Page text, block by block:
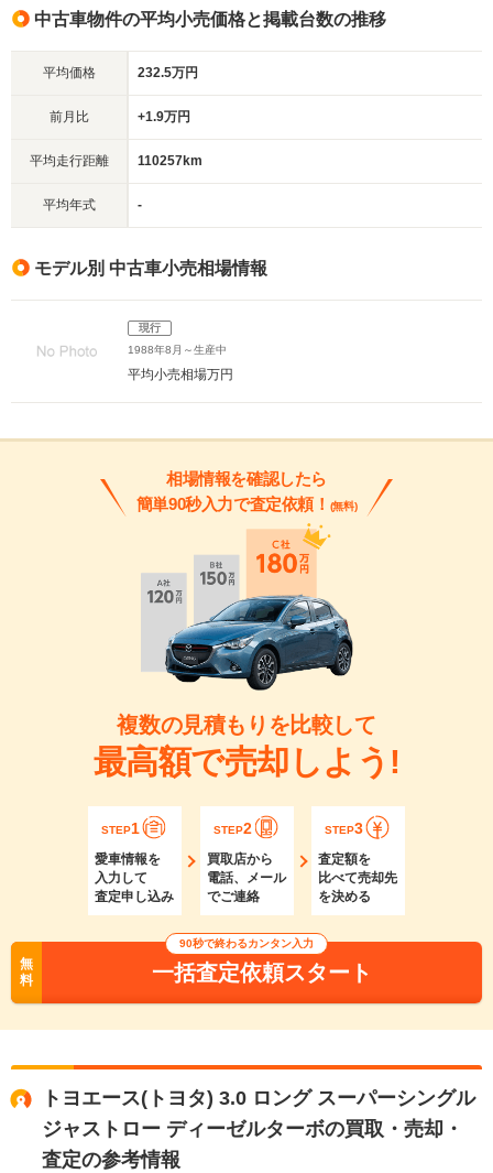
中古車物件の平均小売価格と掲載台数の推移
平均価格 232.5万円
前月比 +1.9万円
平均走行距離 110257km
平均年式 -
モデル別 中古車小売相場情報
現行
1988年8月～生産中
平均小売相場万円
相場情報を確認したら
簡単90秒入力で査定依頼！ (無料)
複数の見積もりを比較して
最高額で売却しよう!
STEP1
愛車情報を
入力して
査定申し込み
STEP2
買取店から
電話、メール
でご連絡
STEP3
査定額を
比べて売却先
を決める
無
料
90秒で終わるカンタン入力
一括査定依頼スタート
トヨエース(トヨタ) 3.0 ロング スーパーシングル
ジャストロー ディーゼルターボの買取・売却・
査定の参考情報